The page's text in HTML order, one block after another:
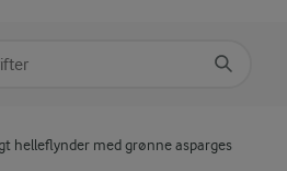
helleflynder med grønne asparges